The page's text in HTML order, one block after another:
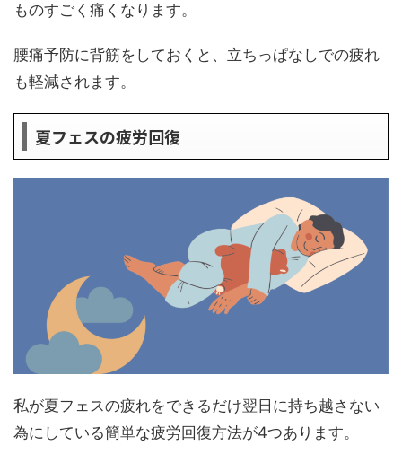
ものすごく痛くなります。
腰痛予防に背筋をしておくと、立ちっぱなしでの疲れ
も軽減されます。
夏フェスの疲労回復
私が夏フェスの疲れをできるだけ翌日に持ち越さない
為にしている簡単な疲労回復方法が4つあります。